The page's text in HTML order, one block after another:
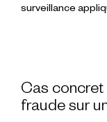
surveillance
Cas concret
fraude sur